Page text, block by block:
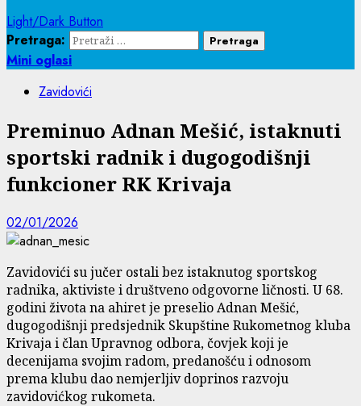
Light/Dark Button
Pretraga:
Mini oglasi
Zavidovići
Preminuo Adnan Mešić, istaknuti
sportski radnik i dugogodišnji
funkcioner RK Krivaja
02/01/2026
Zavidovići su jučer ostali bez istaknutog sportskog
radnika, aktiviste i društveno odgovorne ličnosti. U 68.
godini života na ahiret je preselio Adnan Mešić,
dugogodišnji predsjednik Skupštine Rukometnog kluba
Krivaja i član Upravnog odbora, čovjek koji je
decenijama svojim radom, predanošću i odnosom
prema klubu dao nemjerljiv doprinos razvoju
zavidovićkog rukometa.